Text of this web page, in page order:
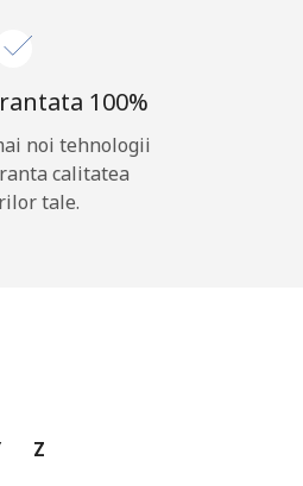
100%
noi tehnologii
calitatea
tale.
Z